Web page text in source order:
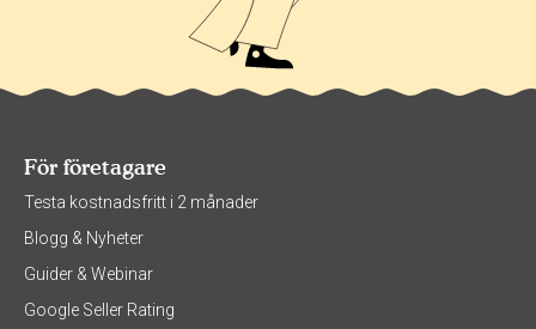
För företagare
Testa kostnadsfritt i 2 månader
Blogg & Nyheter
Guider & Webinar
Google Seller Rating